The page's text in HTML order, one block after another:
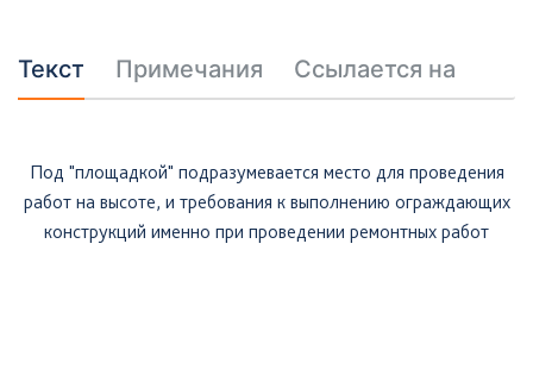
Текст Примечания Ссылается на
Под "площадкой" подразумевается место для проведения
работ на высоте, и требования к выполнению ограждающих
конструкций именно при проведении ремонтных работ